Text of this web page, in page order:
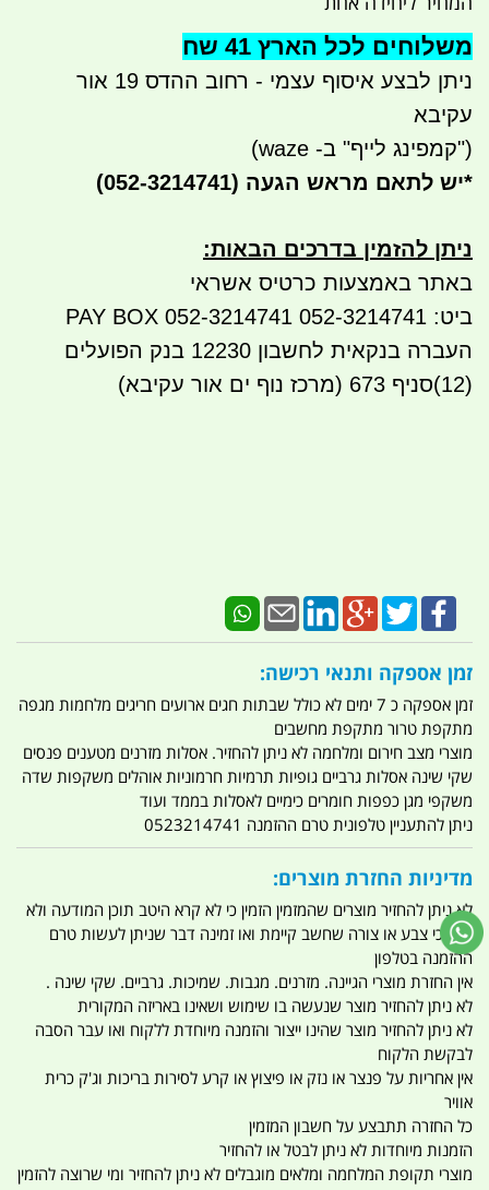
משלוחים לכל הארץ 41 שח
ניתן לבצע איסוף עצמי - רחוב ההדס 19 אור
עקיבא
("קמפינג לייף" ב- waze)
*יש לתאם מראש הגעה (052-3214741)
ניתן להזמין בדרכים הבאות:
באתר באמצעות כרטיס אשראי
ביט: 052-3214741 PAY BOX 052-3214741
העברה בנקאית לחשבון 12230 בנק הפועלים
(12)סניף 673 (מרכז נוף ים אור עקיבא)
זמן אספקה ותנאי רכישה:
זמן אספקה כ 7 ימים לא כולל שבתות חגים ארועים חריגים מלחמות מגפה
מתקפת טרור מתקפת מחשבים
מוצרי מצב חירום ומלחמה לא ניתן להחזיר. אסלות מזרנים מטענים פנסים
שקי שינה אסלות גרביים גופיות תרמיות חרמוניות אוהלים משקפות שדה
משקפי מגן כפפות חומרים כימיים לאסלות בממד ועוד
ניתן להתעניין טלפונית טרם ההזמנה 0523214741
מדיניות החזרת מוצרים:
לא ניתן להחזיר מוצרים שהמזמין הזמין כי לא קרא היטב תוכן המודעה ולא
וידא כי צבע או צורה שחשב קיימת ואו זמינה דבר שניתן לעשות טרם
ההזמנה בטלפון
אין החזרת מוצרי הגיינה. מזרנים. מגבות. שמיכות. גרביים. שקי שינה .
לא ניתן להחזיר מוצר שנעשה בו שימוש ושאינו באריזה המקורית
לא ניתן להחזיר מוצר שהינו ייצור והזמנה מיוחדת ללקוח ואו עבר הסבה
לבקשת הלקוח
אין אחריות על פנצר או נזק או פיצוץ או קרע לסירות בריכות וג'ק כרית
אוויר
כל החזרה תתבצע על חשבון המזמין
הזמנות מיוחדות לא ניתן לבטל או להחזיר
מוצרי תקופת המלחמה ומלאים מוגבלים לא ניתן להחזיר ומי שרוצה להזמין